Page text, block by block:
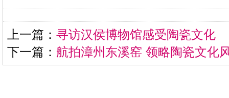
上一篇： 寻访汉侯博物馆感受陶瓷文化
下一篇： 航拍漳州东溪窑 领略陶瓷文化